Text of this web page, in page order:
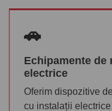
🚗
Echipamente de
electrice
Oferim dispozitive
cu instalații